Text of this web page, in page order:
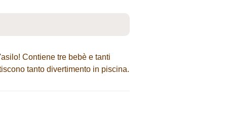
Contiene tre bebè e tanti
tanto divertimento in piscina.